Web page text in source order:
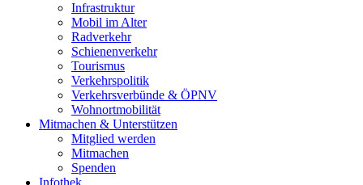
Infrastruktur
Mobil im Alter
Radverkehr
Schienenverkehr
Tourismus
Verkehrspolitik
Verkehrsverbünde & ÖPNV
Wohnortmobilität
Mitmachen & Unterstützen
Mitglied werden
Mitmachen
Spenden
Infothek